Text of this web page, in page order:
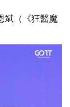
斌（《狂醫魔